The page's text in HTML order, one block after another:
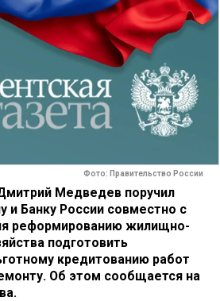
Фото: Правительство России
Медведев поручил
и Банку России совместно с
реформированию жилищно-
подготовить
кредитованию работ
Об этом сообщается на